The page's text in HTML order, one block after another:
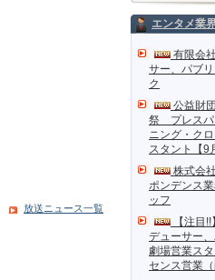
エンタメ業
有限会
サー、パブ
ク
公益財
祭 プレスパ
ニング・ク
スタント【9
株式会
ポンデンス
ッフ
【注目
デューサー
劇場営業ス
センス営業
放送ニュース一覧